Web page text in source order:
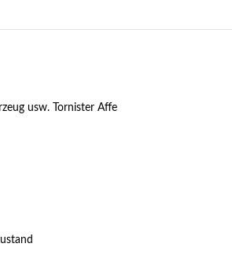
usw. Tornister Affe